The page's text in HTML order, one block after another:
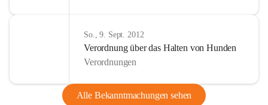
So., 9. Sept. 2012
Verordnung über das Halten von Hunden
Verordnungen
Alle Bekanntmachungen sehen